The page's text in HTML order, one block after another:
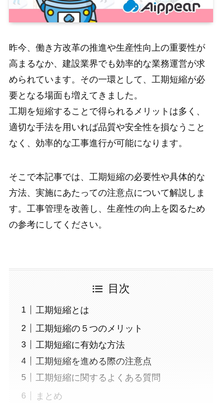
昨今、働き方改革の推進や生産性向上の重要性が
高まるなか、建設業界でも効率的な業務運営が求
められています。その一環として、工期短縮が必
要となる場面も増えてきました。
工期を短縮することで得られるメリットは多く、
適切な手法を用いれば品質や安全性を損なうこと
なく、効率的な工事進行が可能になります。
そこで本記事では、工期短縮の必要性や具体的な
方法、実施にあたっての注意点について解説しま
す。工事管理を改善し、生産性の向上を図るため
の参考にしてください。
目次
工期短縮とは
工期短縮の５つのメリット
工期短縮に有効な方法
工期短縮を進める際の注意点
工期短縮に関するよくある質問
まとめ